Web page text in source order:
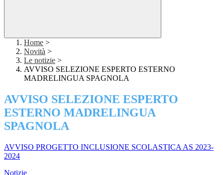
Home >
Novità >
Le notizie >
AVVISO SELEZIONE ESPERTO ESTERNO
MADRELINGUA SPAGNOLA
AVVISO SELEZIONE ESPERTO
ESTERNO MADRELINGUA
SPAGNOLA
AVVISO PROGETTO INCLUSIONE SCOLASTICA AS 2023-
2024
Notizie